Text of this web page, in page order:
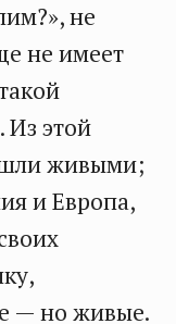
не
не имеет
Из этой
живыми;
и Европа,
— но живые.